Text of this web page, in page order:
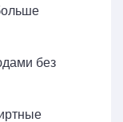
без